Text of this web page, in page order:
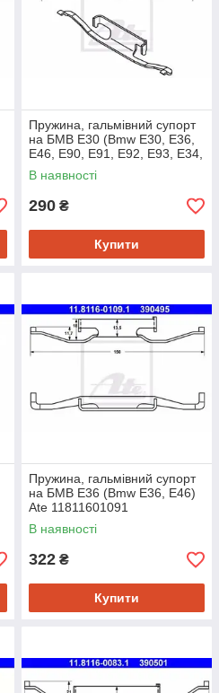
Пружина, гальмівний супорт
на БМВ Е30 (Bmw E30, E36,
E46, E90, E91, E92, E93, E34,
E32, E81,E82,E87,E88) Ate
В наявності
290 ₴
Купити
Пружина, гальмівний супорт
на БМВ Е36 (Bmw E36, E46)
Ate 11811601091
В наявності
322 ₴
Купити